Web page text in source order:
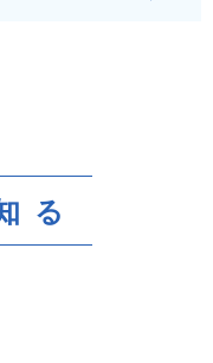
る